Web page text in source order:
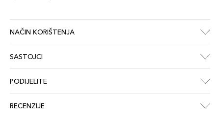
NAČIN KORIŠTENJA
SASTOJCI
PODIJELITE
RECENZIJE